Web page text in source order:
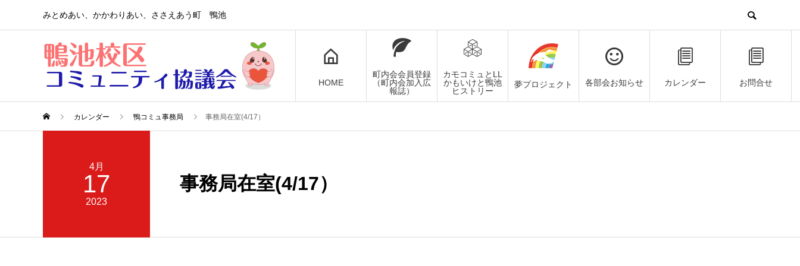
みとめあい、かかわりあい、ささえあう町 鴨池
HOME
町内会会員登録
（町内会加入広
報誌）
カモコミュとLL
かもいけと鴨池
ヒストリー
夢プロジェクト 各部会お知らせ カレンダー お問合せ
カレンダー 鴨コミュ事務局 事務局在室(4/17）
4月
17
2023
事務局在室(4/17）